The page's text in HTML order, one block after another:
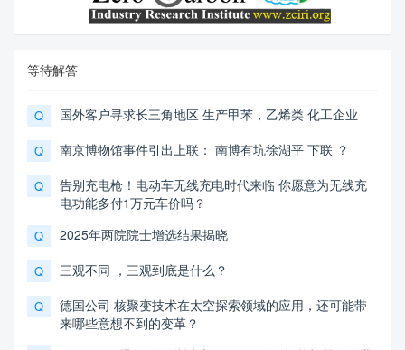
等待解答
Q 国外客户寻求长三角地区 生产甲苯，乙烯类 化工企业
Q 南京博物馆事件引出上联： 南博有坑徐湖平 下联 ？
Q
告别充电枪！电动车无线充电时代来临 你愿意为无线充
电功能多付1万元车价吗？
Q 2025年两院院士增选结果揭晓
Q 三观不同 ，三观到底是什么？
Q
德国公司 核聚变技术在太空探索领域的应用，还可能带
来哪些意想不到的变革？